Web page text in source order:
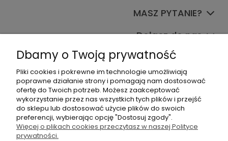
MASZ PYTANIE?
Dołącz do nas
+48 570 367 989
biuro.tadam@gmail.com
Dbamy o Twoją prywatność
Pliki cookies i pokrewne im technologie umożliwiają
poprawne działanie strony i pomagają nam dostosować
ofertę do Twoich potrzeb. Możesz zaakceptować
wykorzystanie przez nas wszystkich tych plików i przejść
do sklepu lub dostosować użycie plików do swoich
preferencji, wybierając opcję "Dostosuj zgody".
Więcej o plikach cookies przeczytasz w naszej Polityce
prywatności.